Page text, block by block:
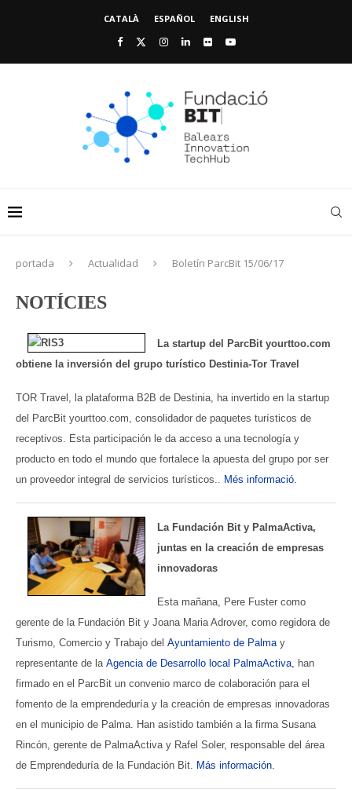
CATALÀ ESPAÑOL ENGLISH
portada Actualidad Boletín ParcBit 15/06/17
NOTÍCIES
La startup del ParcBit yourttoo.com
obtiene la inversión del grupo turístico Destinia-Tor Travel
TOR Travel, la plataforma B2B de Destinia, ha invertido en la startup
del ParcBit yourttoo.com, consolidador de paquetes turísticos de
receptivos. Esta participación le da acceso a una tecnología y
producto en todo el mundo que fortalece la apuesta del grupo por ser
un proveedor integral de servicios turísticos.. Més informació.
La Fundación Bit y PalmaActiva,
juntas en la creación de empresas
innovadoras
Esta mañana, Pere Fuster como
gerente de la Fundación Bit y Joana Maria Adrover, como regidora de
Turismo, Comercio y Trabajo del Ayuntamiento de Palmay
representante de la Agencia de Desarrollo local PalmaActiva, han
firmado en el ParcBit un convenio marco de colaboración para el
fomento de la emprendeduría y la creación de empresas innovadoras
en el municipio de Palma. Han asistido también a la firma Susana
Rincón, gerente de PalmaActiva y Rafel Soler, responsable del área
de Emprendeduría de la Fundación Bit. Más información.